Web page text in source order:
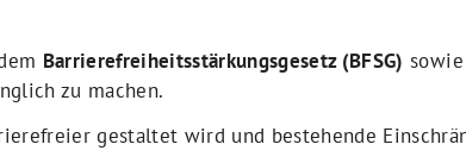
Barrierefreiheitsstärkungsgesetz (BFSG)
zu machen.
gestaltet wird und bestehende